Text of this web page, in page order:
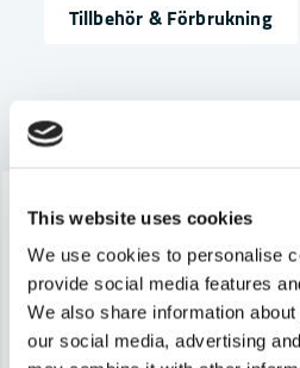
This website uses cookies
We use cookies to personalise
provide social media features
We also share information
our social media, advertising
emailTillbehör & Förbrukning
Andra produkter i kategorin